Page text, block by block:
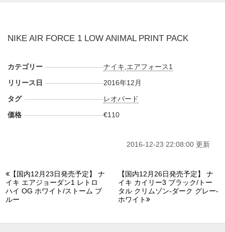
NIKE AIR FORCE 1 LOW ANIMAL PRINT PACK
カテゴリー ナイキ エアフォース1
リリース日
2016年12月
タグ
レオパード
価格
€110
2016-12-23 22:08:00 更新
【国内12月23日発売予定】 ナ
イキ エアジョーダン1 レトロ
ハイ OG ホワイト/ストーム ブ
ルー
【国内12月26日発売予定】 ナ
イキ カイリー3 ブラック/トー
タル クリムゾン-ダーク グレー-
ホワイト